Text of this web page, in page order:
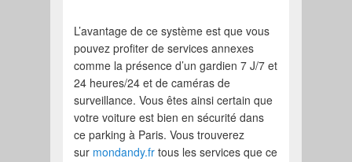
L’avantage de ce système est que vous
pouvez profiter de services annexes
comme la présence d’un gardien 7 J/7 et
24 heures/24 et de caméras de
surveillance. Vous êtes ainsi certain que
votre voiture est bien en sécurité dans
ce parking à Paris. Vous trouverez
sur mondandy.fr tous les services que ce